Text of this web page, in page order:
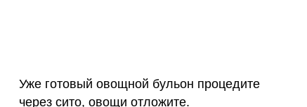
200 мкг 26
Уже готовый овощной бульон процедите
через сито, овощи отложите.